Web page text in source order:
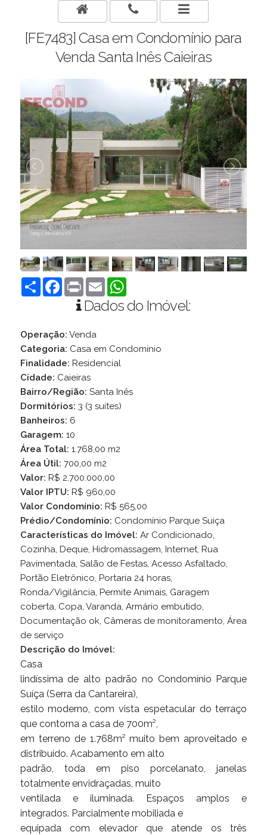
[FE7483] Casa em Condomínio para
Venda Santa Inês Caieiras
Compartilhar
Facebook
Print EmailWhatsApp
Dados do Imóvel:
Operação: Venda
Categoria: Casa em Condomínio
Finalidade: Residencial
Cidade: Caieiras
Bairro/Região: Santa Inês
Dormitórios: 3 (3 suítes)
Banheiros: 6
Garagem: 10
Área Total: 1.768,00 m2
Área Útil: 700,00 m2
Valor: R$ 2.700.000,00
Valor IPTU: R$ 960,00
Valor Condomínio: R$ 565,00
Prédio/Condomínio: Condomínio Parque Suiça
Características do Imóvel: Ar Condicionado,
Cozinha, Deque, Hidromassagem, Internet, Rua
Pavimentada, Salão de Festas, Acesso Asfaltado,
Portão Eletrônico, Portaria 24 horas,
Ronda/Vigilância, Permite Animais, Garagem
coberta, Copa, Varanda, Armário embutido,
Documentação ok, Câmeras de monitoramento, Área
de serviço
Descrição do Imóvel:
Casa
lindíssima de alto padrão no Condomínio Parque
Suíça (Serra da Cantareira),
estilo moderno, com vista espetacular do terraço
que contorna a casa de 700m²,
em terreno de 1.768m² muito bem aproveitado e
distribuído. Acabamento em alto
padrão, toda em piso porcelanato, janelas
totalmente envidraçadas, muito
ventilada e iluminada. Espaços amplos e
integrados. Parcialmente mobiliada e
equipada com elevador que atende os três